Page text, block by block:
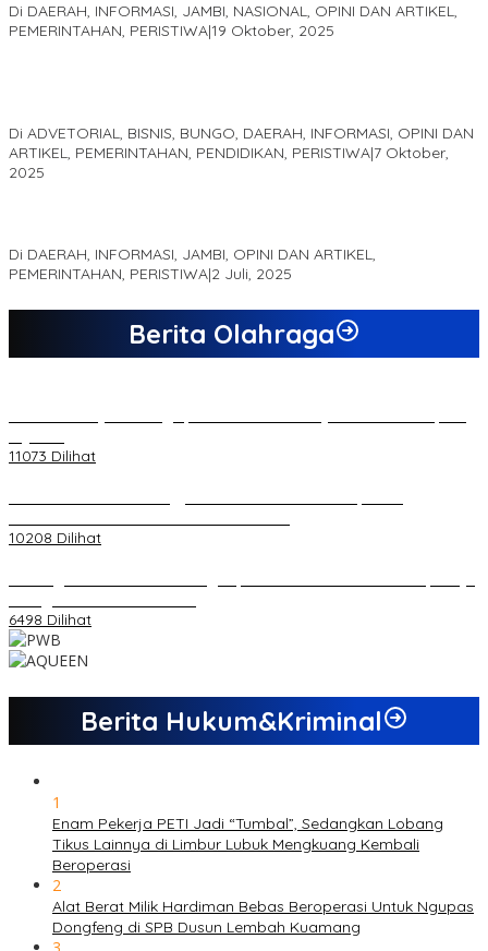
Di DAERAH, INFORMASI, JAMBI, NASIONAL, OPINI DAN ARTIKEL,
PEMERINTAHAN, PERISTIWA|19 Oktober, 2025
Di ADVETORIAL, BISNIS, BUNGO, DAERAH, INFORMASI, OPINI DAN
ARTIKEL, PEMERINTAHAN, PENDIDIKAN, PERISTIWA|7 Oktober,
2025
Di DAERAH, INFORMASI, JAMBI, OPINI DAN ARTIKEL,
PEMERINTAHAN, PERISTIWA|2 Juli, 2025
Berita Olahraga
11073 Dilihat
10208 Dilihat
6498 Dilihat
Berita Hukum&Kriminal
1
Enam Pekerja PETI Jadi “Tumbal”, Sedangkan Lobang
Tikus Lainnya di Limbur Lubuk Mengkuang Kembali
Beroperasi
2
Alat Berat Milik Hardiman Bebas Beroperasi Untuk Ngupas
Dongfeng di SPB Dusun Lembah Kuamang